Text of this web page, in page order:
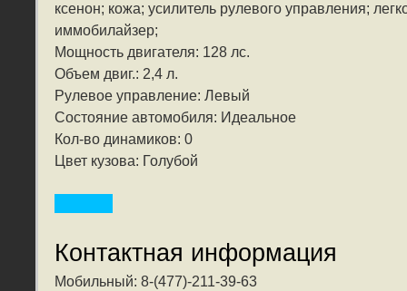
ксенон; кожа; усилитель рулевого управления;
иммобилайзер;
Мощность двигателя: 128 лс.
Объем двиг.: 2,4 л.
Рулевое управление: Левый
Состояние автомобиля: Идеальное
Кол-во динамиков: 0
Цвет кузова: Голубой
Контактная информация
Мобильный: 8-(477)-211-39-63